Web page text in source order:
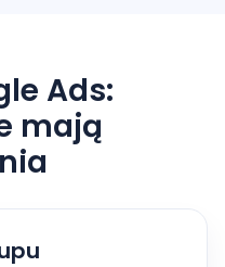
Ads:
mają